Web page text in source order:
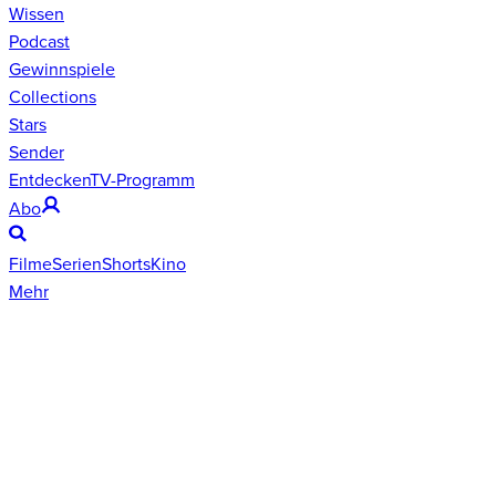
Wissen
Podcast
Gewinnspiele
Collections
Stars
Sender
EntdeckenTV-Programm
Abo
FilmeSerienShortsKino
Mehr